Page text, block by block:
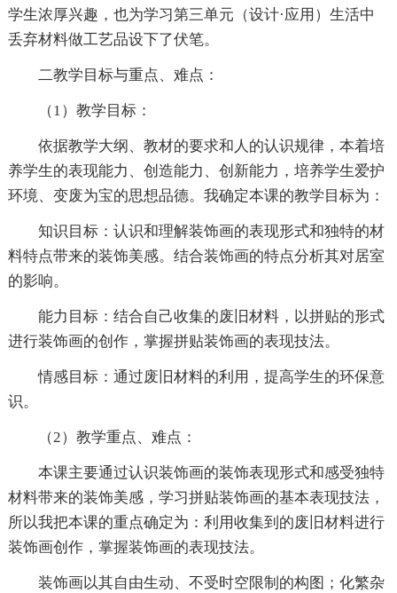
学生浓厚兴趣，也为学习第三单元（设计·应用）生活中
丢弃材料做工艺品设下了伏笔。
二教学目标与重点、难点：
（1）教学目标：
依据教学大纲、教材的要求和人的认识规律，本着培
养学生的表现能力、创造能力、创新能力，培养学生爱护
环境、变废为宝的思想品德。我确定本课的教学目标为：
知识目标：认识和理解装饰画的表现形式和独特的材
料特点带来的装饰美感。结合装饰画的特点分析其对居室
的影响。
能力目标：结合自己收集的废旧材料，以拼贴的形式
进行装饰画的创作，掌握拼贴装饰画的表现技法。
情感目标：通过废旧材料的利用，提高学生的环保意
识。
（2）教学重点、难点：
本课主要通过认识装饰画的装饰表现形式和感受独特
材料带来的装饰美感，学习拼贴装饰画的基本表现技法，
所以我把本课的重点确定为：利用收集到的废旧材料进行
装饰画创作，掌握装饰画的表现技法。
装饰画以其自由生动、不受时空限制的构图；化繁杂